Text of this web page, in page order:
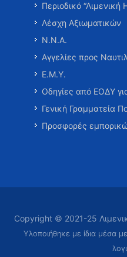
Περιοδικό “Λιμενική
Λέσχη Αξιωματικών
Ν.Ν.Α.
Αγγελίες προς
Ε.Μ.Υ.
Οδηγίες από ΕΟΔΥ
Γενική Γραμματεία
Προσφορές
Copyright © 2021-25
Υλοποιήθηκε με ίδια μέσα